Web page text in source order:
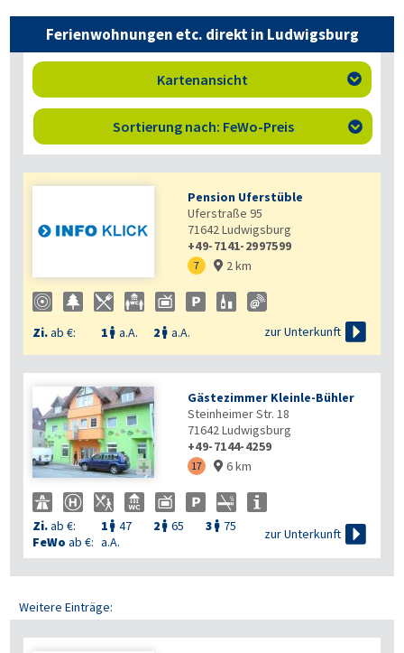
Ferienwohnungen etc. direkt in Ludwigsburg
Kartenansicht 
Sortierung nach: FeWo-Preis 
Pension Uferstüble
Uferstraße 95
71642Ludwigsburg
+49-7141-2997599
7  2 km
Zi.ab €: 1  a.A. 2  a.A. zur Unterkunft 

Gästezimmer Kleinle-Bühler
Steinheimer Str. 18
71642Ludwigsburg
+49-7144-4259
17  6 km
Zi.ab €: 1  47 2  65 3  75
FeWo ab €: a.A.
zur Unterkunft 
Weitere Einträge: